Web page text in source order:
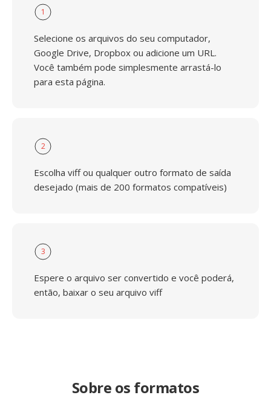
1
Selecione os arquivos do seu computador,
Google Drive, Dropbox ou adicione um URL.
Você também pode simplesmente arrastá-lo
para esta página.
2
Escolha viff ou qualquer outro formato de saída
desejado (mais de 200 formatos compatíveis)
3
Espere o arquivo ser convertido e você poderá,
então, baixar o seu arquivo viff
Sobre os formatos